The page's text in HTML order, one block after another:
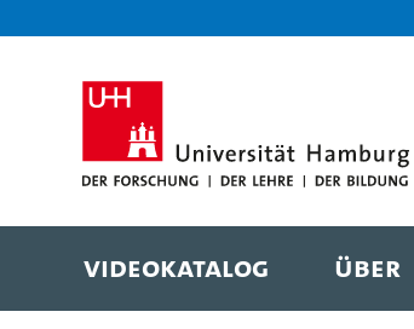
Videokatalog Über